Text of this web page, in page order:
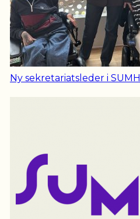
Ny sekretariatsleder i SUMH